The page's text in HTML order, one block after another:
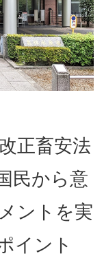
正畜安法
民から意
ントを実
イント